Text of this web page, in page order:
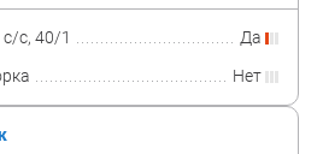
с, 40/1
Да
Нет